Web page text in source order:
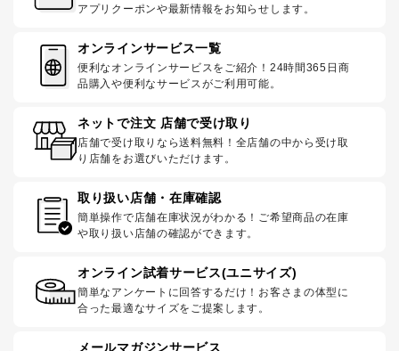
アプリクーポンや最新情報をお知らせします。
オンラインサービス一覧
便利なオンラインサービスをご紹介！24時間365日商
品購入や便利なサービスがご利用可能。
ネットで注文 店舗で受け取り
店舗で受け取りなら送料無料！全店舗の中から受け取
り店舗をお選びいただけます。
取り扱い店舗・在庫確認
簡単操作で店舗在庫状況がわかる！ご希望商品の在庫
や取り扱い店舗の確認ができます。
オンライン試着サービス(ユニサイズ)
簡単なアンケートに回答するだけ！お客さまの体型に
合った最適なサイズをご提案します。
メールマガジンサービス